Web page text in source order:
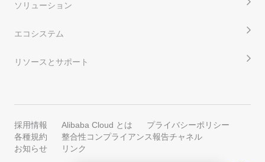
ソリューション
エコシステム
リソースとサポート
採用情報 Alibaba Cloud とは
プライバシーポリシー
各種規約
整合性コンプライアンス報告チャネル
お知らせ
リンク